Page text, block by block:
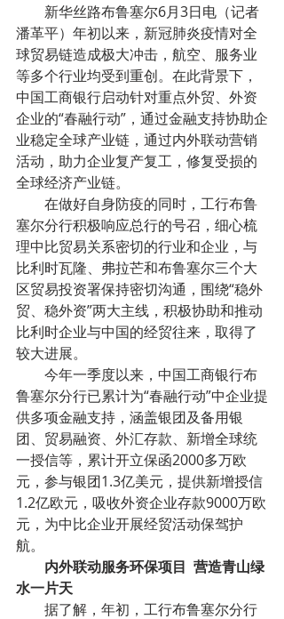
新华丝路布鲁塞尔6月3日电（记者
潘革平）年初以来，新冠肺炎疫情对全
球贸易链造成极大冲击，航空、服务业
等多个行业均受到重创。在此背景下，
中国工商银行启动针对重点外贸、外资
企业的“春融行动”，通过金融支持协助企
业稳定全球产业链，通过内外联动营销
活动，助力企业复产复工，修复受损的
全球经济产业链。
在做好自身防疫的同时，工行布鲁
塞尔分行积极响应总行的号召，细心梳
理中比贸易关系密切的行业和企业，与
比利时瓦隆、弗拉芒和布鲁塞尔三个大
区贸易投资署保持密切沟通，围绕“稳外
贸、稳外资”两大主线，积极协助和推动
比利时企业与中国的经贸往来，取得了
较大进展。
鲁塞尔分行已累计为“春融行动”中企业提
供多项金融支持，涵盖银团及备用银
团、贸易融资、外汇存款、新增全球统
一授信等，累计开立保函2000多万欧
元，参与银团1.3亿美元，提供新增授信
1.2亿欧元，吸收外资企业存款9000万欧
元，为中比企业开展经贸活动保驾护
航。
水一片天